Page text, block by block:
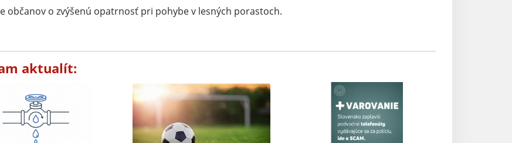
občanov o zvýšenú opatrnosť pri pohybe v lesných porastoch.
aktualít: